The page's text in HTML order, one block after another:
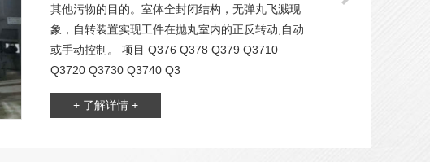
投资成本； 2、结构紧凑，生产效率高，清理质量
好，工作可靠，设备运行平稳； 3、采用优效抛丸
器，具备变频调速功能，可任意控制抛丸力度，满足
不同厚度工件的表面清理需要； 4、抛丸器的抛射角
度均可调整，清理区域灵活
+ 了解详情 +